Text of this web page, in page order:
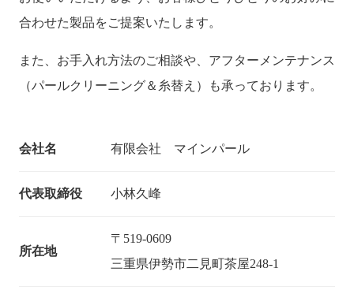
合わせた製品をご提案いたします。
また、お手入れ方法のご相談や、アフターメンテナンス
（パールクリーニング＆糸替え）も承っております。
会社名 有限会社 マインパール
代表取締役 小林久峰
所在地
〒519-0609
三重県伊勢市二見町茶屋248-1